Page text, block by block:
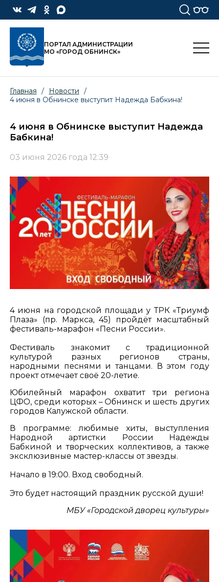
ПОРТАЛ АДМИНИСТРАЦИИ
МО «ГОРОД ОБНИНСК»
Главная / Новости
/
4 июня в Обнинске выступит Надежда Бабкина!
4 июня в Обнинске выступит Надежда
Бабкина!
03 июня 2026 года 12:39
4 июня на городской площади у ТРК «Триумф
Плаза» (пр. Маркса, 45) пройдёт масштабный
фестиваль-марафон «Песни России».
Фестиваль знакомит с традиционной
культурой разных регионов страны,
народными песнями и танцами. В этом году
проект отмечает своё 20-летие.
Юбилейный марафон охватит три региона
ЦФО, среди которых – Обнинск и шесть других
городов Калужской области.
В программе: любимые хиты, выступления
Народной артистки России Надежды
Бабкиной и творческих коллективов, а также
эксклюзивные мастер-классы от звезды.
Начало в 19:00. Вход свободный.
Это будет настоящий праздник русской души!
МБУ «Городской дворец культуры»